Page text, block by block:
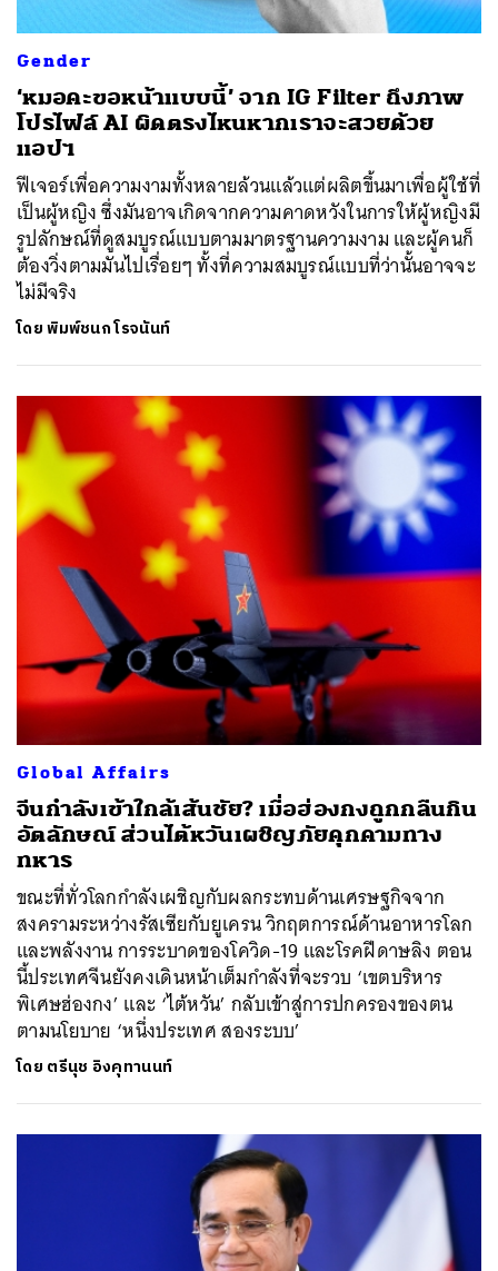
Gender
‘หมอคะขอหน้าแบบนี้’ จาก IG Filter ถึงภาพ
โปรไฟล์ AI ผิดตรงไหนหากเราจะสวยด้วย
แอปฯ
ฟีเจอร์เพื่อความงามทั้งหลายล้วนแล้วแต่ผลิตขึ้นมาเพื่อผู้ใช้ที่
เป็นผู้หญิง ซึ่งมันอาจเกิดจากความคาดหวังในการให้ผู้หญิงมี
รูปลักษณ์ที่ดูสมบูรณ์แบบตามมาตรฐานความงาม และผู้คนก็
ต้องวิ่งตามมันไปเรื่อยๆ ทั้งที่ความสมบูรณ์แบบที่ว่านั้นอาจจะ
ไม่มีจริง
โดยพิมพ์ชนก โรจนันท์
Global Affairs
จีนกำลังเข้าใกล้เส้นชัย? เมื่อฮ่องกงถูกกลืนกิน
อัตลักษณ์ ส่วนไต้หวันเผชิญภัยคุกคามทาง
ทหาร
ขณะที่ทั่วโลกกำลังเผชิญกับผลกระทบด้านเศรษฐกิจจาก
สงครามระหว่างรัสเซียกับยูเครน วิกฤตการณ์ด้านอาหารโลก
และพลังงาน การระบาดของโควิด-19 และโรคฝีดาษลิง ตอน
นี้ประเทศจีนยังคงเดินหน้าเต็มกำลังที่จะรวบ ‘เขตบริหาร
พิเศษฮ่องกง’ และ ‘ไต้หวัน’ กลับเข้าสู่การปกครองของตน
ตามนโยบาย ‘หนึ่งประเทศ สองระบบ’
โดย ตรีนุช อิงคุทานนท์